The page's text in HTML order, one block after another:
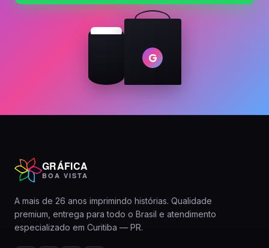
G
GRÁFICA
BOA VISTA
A mais de 26 anos imprimindo histórias. Qualidade
premium, entrega para todo o Brasil e atendimento
especializado em Curitiba — PR.